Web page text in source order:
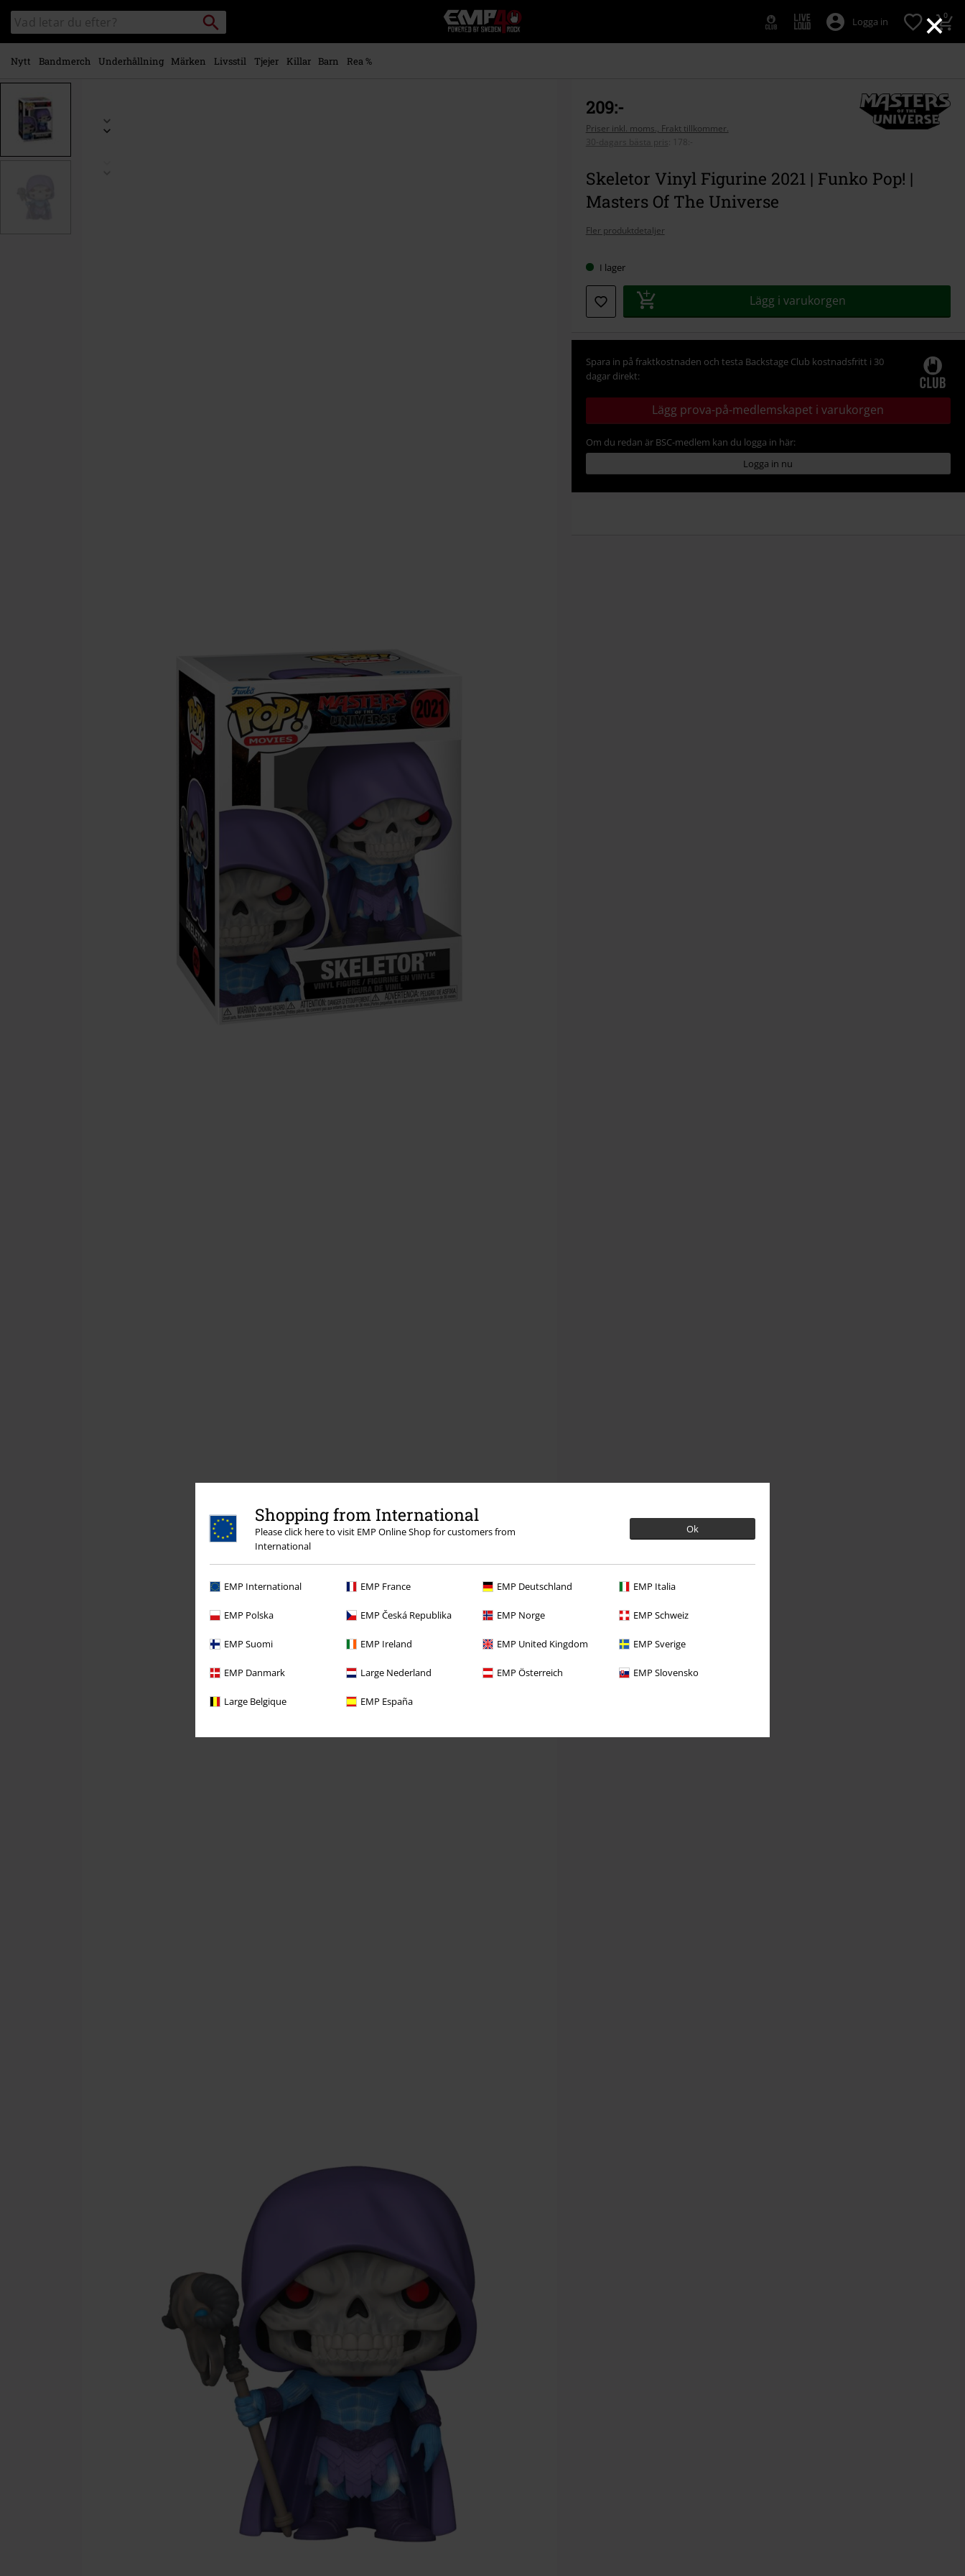
×
Shopping from International
Please click here to visit EMP Online Shop for customers from
International
Ok
EMP International EMP France EMP Deutschland EMP Italia
EMP Polska EMP Česká Republika EMP Norge EMP Schweiz
EMP Suomi EMP Ireland EMP United Kingdom EMP Sverige
EMP Danmark Large Nederland EMP Österreich EMP Slovensko
Large Belgique EMP España
Gå till
huvudinnehåll
Sök
i
katalogen
Sök
EMP
-
Musik,
Logga in 0
Nytt Bandmerch Underhållning Märken Livsstil Tjejer Killar Barn
Rea %
www.emp-
p/skeletor-
595430St.html
209:-
Priser inkl. moms., Frakt tillkommer.
30-dagars bästa pris
178:-
Skeletor Vinyl Figurine 2021 | Funko Pop! |
Masters Of The Universe
Fler produktdetaljer
I lager
Lägg i varukorgen
Spara in på fraktkostnaden och testa Backstage Club kostnadsfritt i 30
dagar direkt:
Lägg prova-på-medlemskapet i varukorgen
Om du redan är BSC-medlem kan du logga in här:
Logga in nu